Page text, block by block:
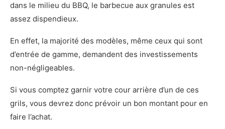
dans le milieu du BBQ, le barbecue aux granules est
assez dispendieux.
En effet, la majorité des modèles, même ceux qui sont
d’entrée de gamme, demandent des investissements
non-négligeables.
Si vous comptez garnir votre cour arrière d’un de ces
grils, vous devrez donc prévoir un bon montant pour en
faire l’achat.